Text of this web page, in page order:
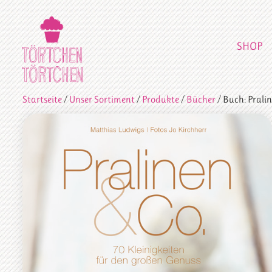
SHOP
Startseite/Unser Sortiment/Produkte/Bücher/ Buch: